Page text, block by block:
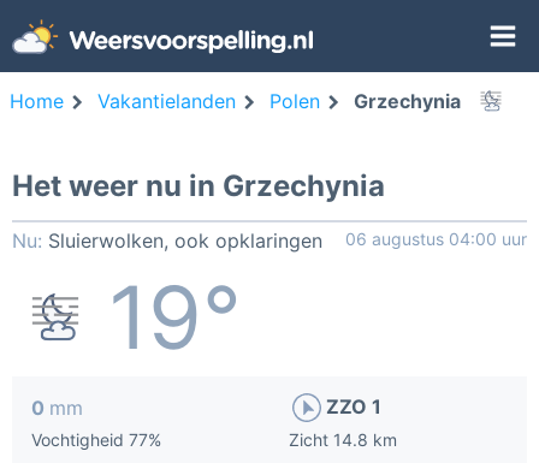
Home Vakantielanden Polen Grzechynia
Het weer nu in Grzechynia
Nu: Sluierwolken, ook opklaringen 06 augustus 04:00 uur
19°
0 mm
Vochtigheid 77%
ZZO 1
Zicht 14.8 km